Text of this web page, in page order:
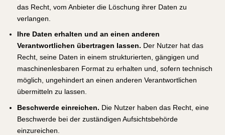
das Recht, vom Anbieter die Löschung ihrer Daten zu
verlangen.
Ihre Daten erhalten und an einen anderen
Verantwortlichen übertragen lassen. Der Nutzer hat das
Recht, seine Daten in einem strukturierten, gängigen und
maschinenlesbaren Format zu erhalten und, sofern technisch
möglich, ungehindert an einen anderen Verantwortlichen
übermitteln zu lassen.
Beschwerde einreichen. Die Nutzer haben das Recht, eine
Beschwerde bei der zuständigen Aufsichtsbehörde
einzureichen.